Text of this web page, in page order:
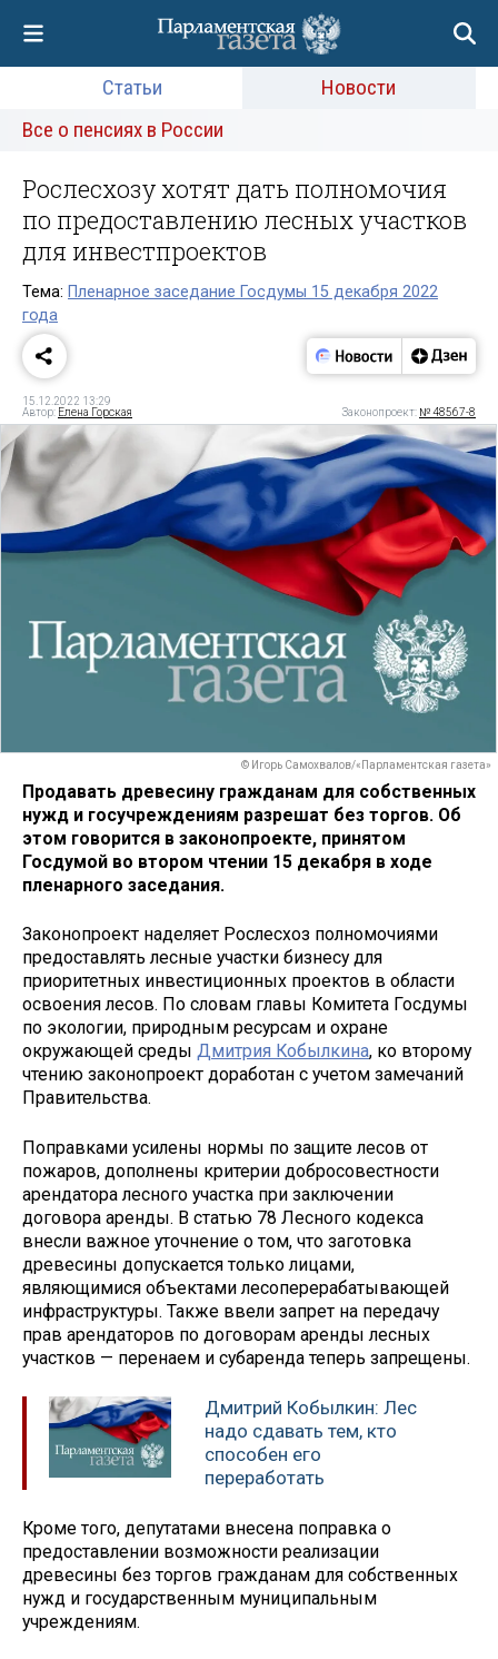
Статьи
Новости
Все о пенсиях в России
Рослесхозу хотят дать полномочия
по предоставлению лесных участков
для инвестпроектов
Тема: Пленарное заседание Госдумы 15 декабря 2022
года
15.12.2022 13:29
Автор: Елена Горская Законопроект: № 48567-8
© Игорь Самохвалов/«Парламентская газета»
Продавать древесину гражданам для собственных
нужд и госучреждениям разрешат без торгов. Об
этом говорится в законопроекте, принятом
Госдумой во втором чтении 15 декабря в ходе
пленарного заседания.
Законопроект наделяет Рослесхоз полномочиями
предоставлять лесные участки бизнесу для
приоритетных инвестиционных проектов в области
освоения лесов. По словам главы Комитета Госдумы
по экологии, природным ресурсам и охране
окружающей среды Дмитрия Кобылкина, ко второму
чтению законопроект доработан с учетом замечаний
Правительства.
Поправками усилены нормы по защите лесов от
пожаров, дополнены критерии добросовестности
арендатора лесного участка при заключении
договора аренды. В статью 78 Лесного кодекса
внесли важное уточнение о том, что заготовка
древесины допускается только лицами,
являющимися объектами лесоперерабатывающей
инфраструктуры. Также ввели запрет на передачу
прав арендаторов по договорам аренды лесных
участков — перенаем и субаренда теперь запрещены.
Дмитрий Кобылкин: Лес
надо сдавать тем, кто
способен его
переработать
Кроме того, депутатами внесена поправка о
предоставлении возможности реализации
древесины без торгов гражданам для собственных
нужд и государственным муниципальным
учреждениям.